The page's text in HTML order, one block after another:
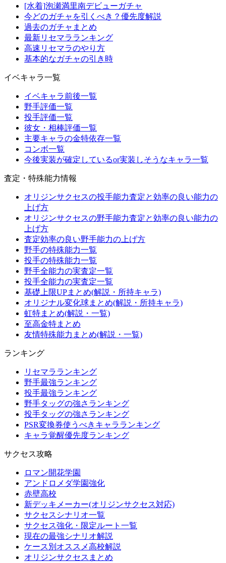
[水着]泡瀬満里南デビューガチャ
今どのガチャを引くべき？優先度解説
過去のガチャまとめ
最新リセマラランキング
高速リセマラのやり方
基本的なガチャの引き時
イベキャラ一覧
イベキャラ前後一覧
野手評価一覧
投手評価一覧
彼女・相棒評価一覧
主要キャラの金特依存一覧
コンボ一覧
今後実装が確定しているor実装しそうなキャラ一覧
査定・特殊能力情報
オリジンサクセスの投手能力査定と効率の良い能力の
上げ方
オリジンサクセスの野手能力査定と効率の良い能力の
上げ方
査定効率の良い野手能力の上げ方
野手の特殊能力一覧
投手の特殊能力一覧
野手全能力の実査定一覧
投手全能力の実査定一覧
基礎上限UPまとめ(解説・所持キャラ)
オリジナル変化球まとめ(解説・所持キャラ)
虹特まとめ(解説・一覧)
至高金特まとめ
友情特殊能力まとめ(解説・一覧)
ランキング
リセマラランキング
野手最強ランキング
投手最強ランキング
野手タッグの強さランキング
投手タッグの強さランキング
PSR変換券使うべきキャラランキング
キャラ覚醒優先度ランキング
サクセス攻略
ロマン開花学園
アンドロメダ学園強化
赤壁高校
新デッキメーカー(オリジンサクセス対応)
サクセスシナリオ一覧
サクセス強化・限定ルート一覧
現在の最強シナリオ解説
ケース別オススメ高校解説
オリジンサクセスまとめ